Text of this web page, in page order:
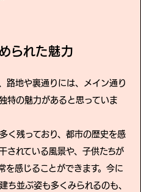
られた魅力
路地や裏通りには、メイン通り
特の魅力があると思っていま
く残っており、都市の歴史を感
されている風景や、子供たちが
を感じることができます。今に
ち並ぶ姿も多くみられるのも、